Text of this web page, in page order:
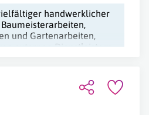
handwerklicher
und Gartenarbeiten,
externen Dienstleistern,